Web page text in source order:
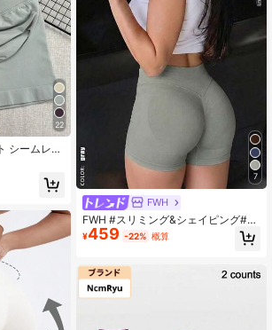
22
シームレス
ップアッ
ネス、ア
に適したス
7
FWH
FWH #スリミング&シェイピング#
レディース シームレス アスレチック
ショーツ、弾性ウエストバンド、3D
スト、ヒップリフトギャザー効果、
ヒップラインを強調、動きを制限し
ない、デイリーカジュアル、スポー
¥459 -22% 概算